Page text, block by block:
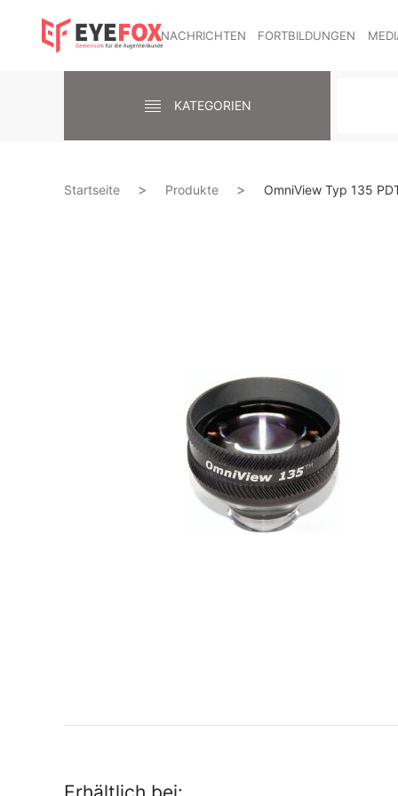
NACHRICHTEN FORTBILDUNGEN
KATEGORIEN
Startseite Produkte OmniView Typ 135